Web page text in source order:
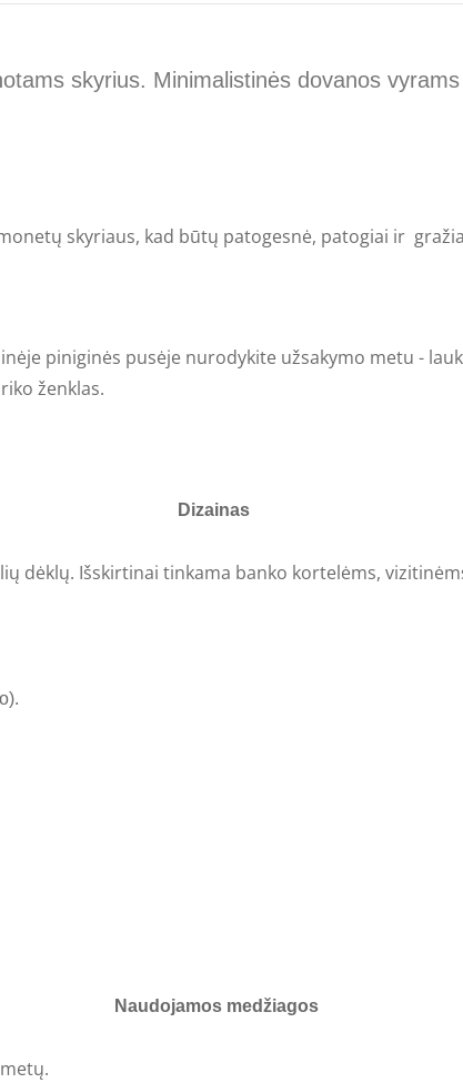
skyrius. Minimalistinės dovanos
skyriaus, kad būtų patogesnė, patogiai ir
piniginės pusėje nurodykite užsakymo metu -
ženklas.
Dizainas
dėklų. Išskirtinai tinkama banko kortelėms,
Naudojamos medžiagos